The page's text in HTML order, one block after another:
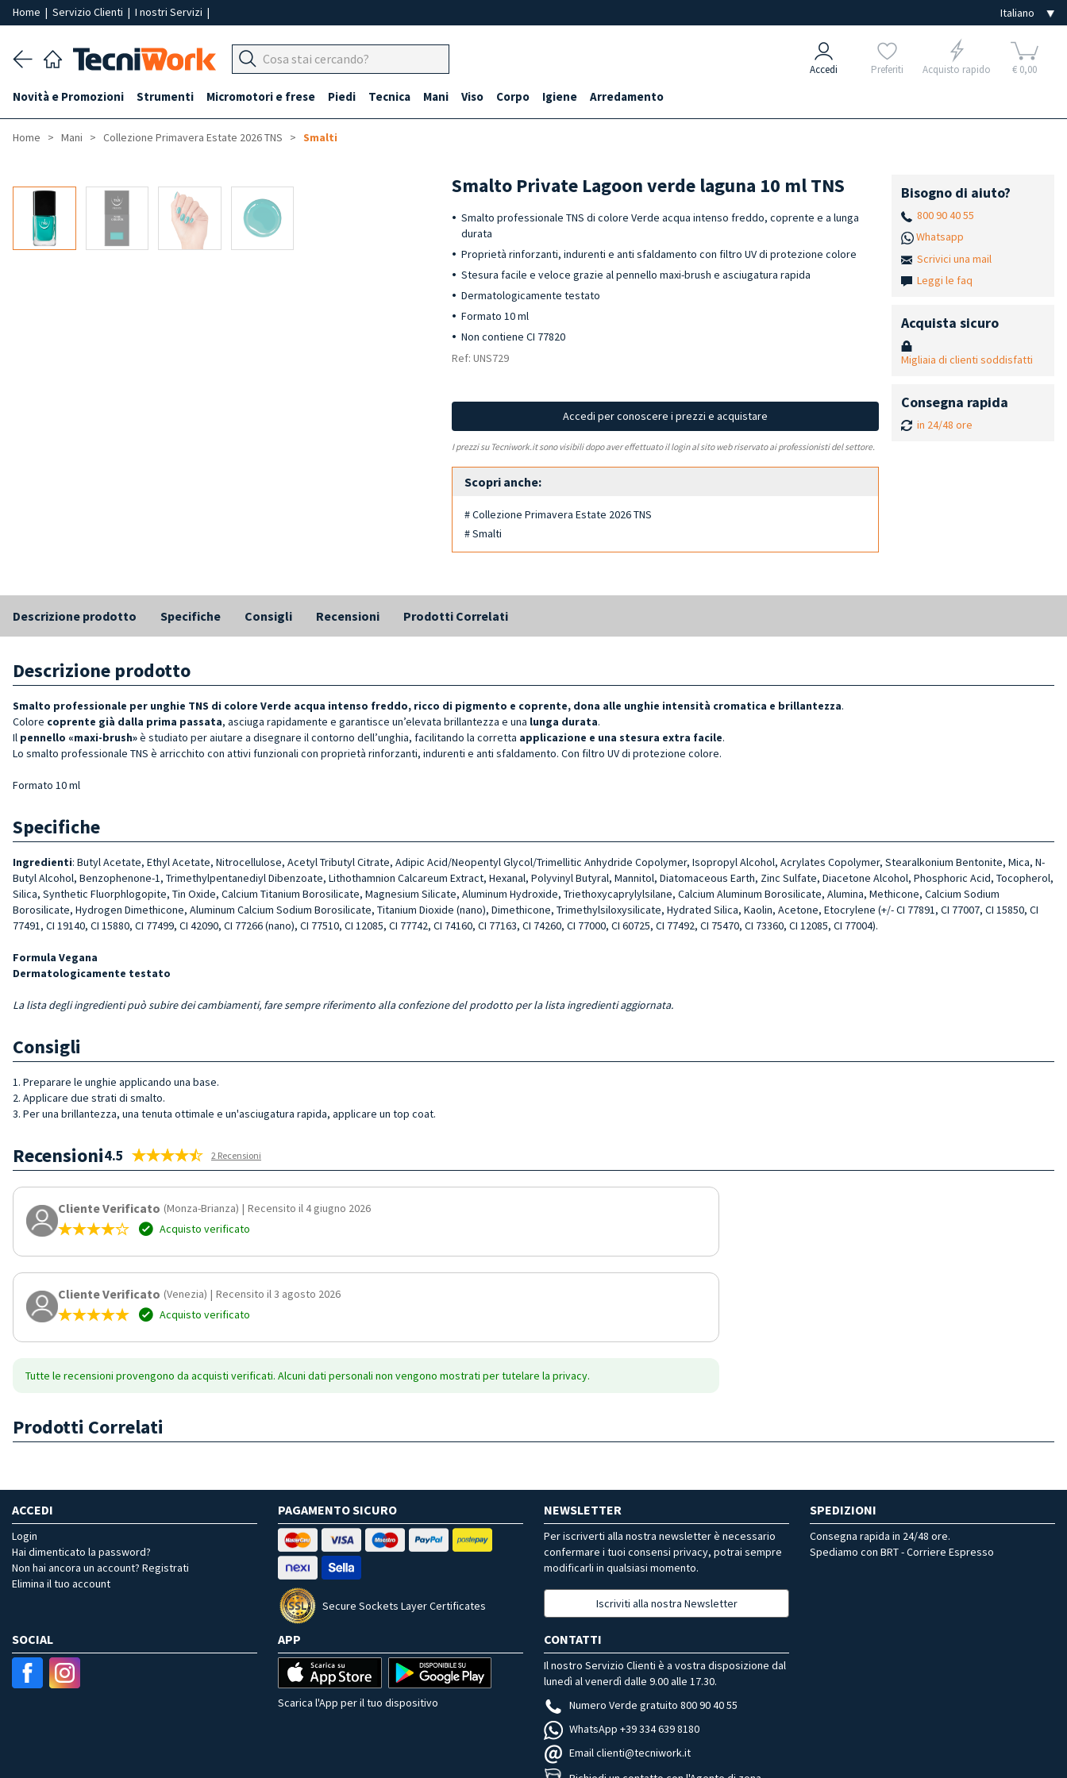
Home | Servizio Clienti | I nostri Servizi |
Accedi Preferiti Acquisto rapido € 0,00
Novità e Promozioni Strumenti Micromotori e frese Piedi Tecnica Mani Viso Corpo Igiene Arredamento
Home Mani Collezione Primavera Estate 2026 TNS Smalti
Smalto Private Lagoon verde laguna 10 ml TNS
Smalto professionale TNS di colore Verde acqua intenso freddo, coprente e a lunga
durata
Proprietà rinforzanti, indurenti e anti sfaldamento con filtro UV di protezione colore
Stesura facile e veloce grazie al pennello maxi-brush e asciugatura rapida
Dermatologicamente testato
Formato 10 ml
Non contiene CI 77820
Ref: UNS729
Accedi per conoscere i prezzi e acquistare
I prezzi su Tecniwork.it sono visibili dopo aver effettuato il login al sito web riservato ai professionisti del settore.
Scopri anche:
# Collezione Primavera Estate 2026 TNS
# Smalti
Bisogno di aiuto?
800 90 40 55
Whatsapp
Scrivici una mail
Leggi le faq
Acquista sicuro
Migliaia di clienti soddisfatti
Consegna rapida
in 24/48 ore
Descrizione prodotto Specifiche Consigli Recensioni Prodotti Correlati
Descrizione prodotto
Smalto professionale per unghie TNS di colore Verde acqua intenso freddo, ricco di pigmento e coprente, dona alle unghie intensità cromatica e brillantezza.
Colore coprente già dalla prima passata, asciuga rapidamente e garantisce un’elevata brillantezza e una lunga durata.
Il pennello «maxi-brush»è studiato per aiutare a disegnare il contorno dell’unghia, facilitando la corretta applicazione e una stesura extra facile.
Lo smalto professionale TNS è arricchito con attivi funzionali con proprietà rinforzanti, indurenti e anti sfaldamento. Con filtro UV di protezione colore.
Formato 10 ml
Specifiche
Ingredienti: Butyl Acetate, Ethyl Acetate, Nitrocellulose, Acetyl Tributyl Citrate, Adipic Acid/Neopentyl Glycol/Trimellitic Anhydride Copolymer, Isopropyl Alcohol, Acrylates Copolymer, Stearalkonium Bentonite, Mica, N-
Butyl Alcohol, Benzophenone-1, Trimethylpentanediyl Dibenzoate, Lithothamnion Calcareum Extract, Hexanal, Polyvinyl Butyral, Mannitol, Diatomaceous Earth, Zinc Sulfate, Diacetone Alcohol, Phosphoric Acid, Tocopherol,
Silica, Synthetic Fluorphlogopite, Tin Oxide, Calcium Titanium Borosilicate, Magnesium Silicate, Aluminum Hydroxide, Triethoxycaprylylsilane, Calcium Aluminum Borosilicate, Alumina, Methicone, Calcium Sodium
Borosilicate, Hydrogen Dimethicone, Aluminum Calcium Sodium Borosilicate, Titanium Dioxide (nano), Dimethicone, Trimethylsiloxysilicate, Hydrated Silica, Kaolin, Acetone, Etocrylene (+/- CI 77891, CI 77007, CI 15850, CI
77491, CI 19140, CI 15880, CI 77499, CI 42090, CI 77266 (nano), CI 77510, CI 12085, CI 77742, CI 74160, CI 77163, CI 74260, CI 77000, CI 60725, CI 77492, CI 75470, CI 73360, CI 12085, CI 77004).
Formula Vegana
Dermatologicamente testato
La lista degli ingredienti può subire dei cambiamenti, fare sempre riferimento alla confezione del prodotto per la lista ingredienti aggiornata.
Consigli
1. Preparare le unghie applicando una base.
2. Applicare due strati di smalto.
3. Per una brillantezza, una tenuta ottimale e un'asciugatura rapida, applicare un top coat.
Recensioni4.5 2 Recensioni
Cliente Verificato (Monza-Brianza) | Recensito il 4 giugno 2026
Acquisto verificato
Cliente Verificato (Venezia) | Recensito il 3 agosto 2026
Acquisto verificato
Tutte le recensioni provengono da acquisti verificati. Alcuni dati personali non vengono mostrati per tutelare la privacy.
Prodotti Correlati
ACCEDI
Login
Hai dimenticato la password?
Non hai ancora un account? Registrati
Elimina il tuo account
PAGAMENTO SICURO
Secure Sockets Layer Certificates
NEWSLETTER
Per iscriverti alla nostra newsletter è necessario
confermare i tuoi consensi privacy, potrai sempre
modificarli in qualsiasi momento.
Iscriviti alla nostra Newsletter
SPEDIZIONI
Consegna rapida in 24/48 ore.
Spediamo con BRT - Corriere Espresso
SOCIAL APP
Scarica l'App per il tuo dispositivo
CONTATTI
Il nostro Servizio Clienti è a vostra disposizione dal
lunedì al venerdì dalle 9.00 alle 17.30.
Numero Verde gratuito 800 90 40 55
WhatsApp +39 334 639 8180
Email clienti@tecniwork.it